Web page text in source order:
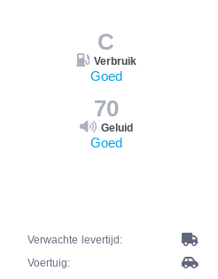
C
Verbruik
Goed
70
Geluid
Goed
Verwachte levertijd:
Voertuig: